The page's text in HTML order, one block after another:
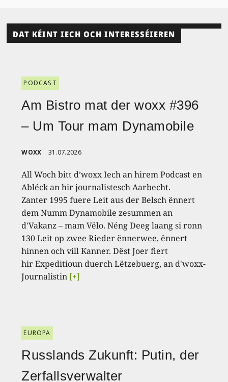
DAT KÉINT IECH OCH INTERESSÉIEREN
PODCAST
Am Bistro mat der woxx #396
– Um Tour mam Dynamobile
WOXX 31.07.2026
All Woch bitt d’woxx Iech an hirem Podcast en
Abléck an hir journalistesch Aarbecht.
Zanter 1995 fuere Leit aus der Belsch ënnert
dem Numm Dynamobile zesummen an
d'Vakanz – mam Vëlo. Néng Deeg laang si ronn
130 Leit op zwee Rieder ënnerwee, ënnert
hinnen och vill Kanner. Dëst Joer fiert
hir Expeditioun duerch Lëtzebuerg, an d'woxx-
Journalistin [+]
EUROPA
Russlands Zukunft: Putin, der
Zerfallsverwalter